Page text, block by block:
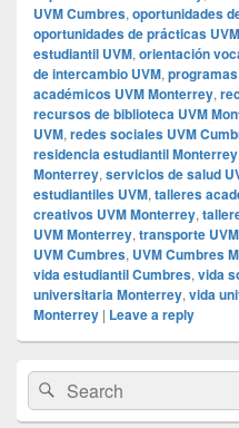
UVM Cumbres, oportunidades
oportunidades de prácticas
estudiantil UVM, orientación
de intercambio UVM,
académicos UVM Monterrey,
recursos de biblioteca UVM
UVM, redes sociales UVM
residencia estudiantil Monterrey
Monterrey, servicios de salud
estudiantiles UVM, talleres
creativos UVM Monterrey,
UVM Monterrey, transporte
UVM Cumbres, UVM Cumbres
vida estudiantil Cumbres, vida
universitaria Monterrey, vida
Monterrey | Leave a reply
Primary
Sidebar
Widget
Search
for:
Search